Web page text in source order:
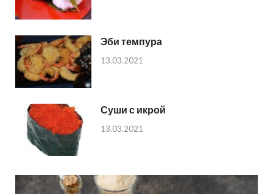
Эби темпура
13.03.2021
Суши с икрой
13.03.2021